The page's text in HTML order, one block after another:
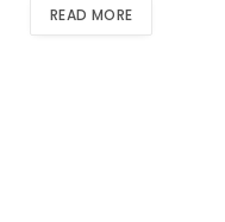
READ MORE